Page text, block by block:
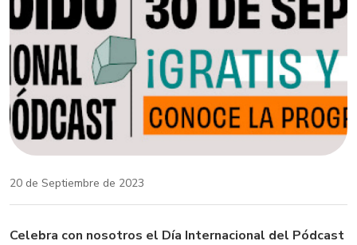
20 de Septiembre de 2023
Celebra con nosotros el Día Internacional del Pódcast